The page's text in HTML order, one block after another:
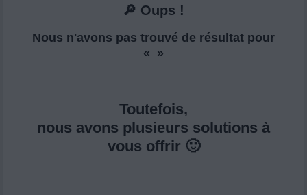
🔎 Oups !
Nous n'avons pas trouvé de résultat pour
« »
Toutefois,
nous avons plusieurs solutions à
vous offrir 🙂